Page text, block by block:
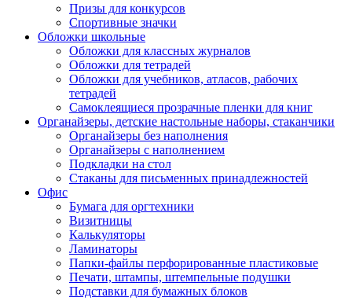
Призы для конкурсов
Спортивные значки
Обложки школьные
Обложки для классных журналов
Обложки для тетрадей
Обложки для учебников, атласов, рабочих
тетрадей
Самоклеящиеся прозрачные пленки для книг
Органайзеры, детские настольные наборы, стаканчики
Органайзеры без наполнения
Органайзеры с наполнением
Подкладки на стол
Стаканы для письменных принадлежностей
Офис
Бумага для оргтехники
Визитницы
Калькуляторы
Ламинаторы
Папки-файлы перфорированные пластиковые
Печати, штампы, штемпельные подушки
Подставки для бумажных блоков